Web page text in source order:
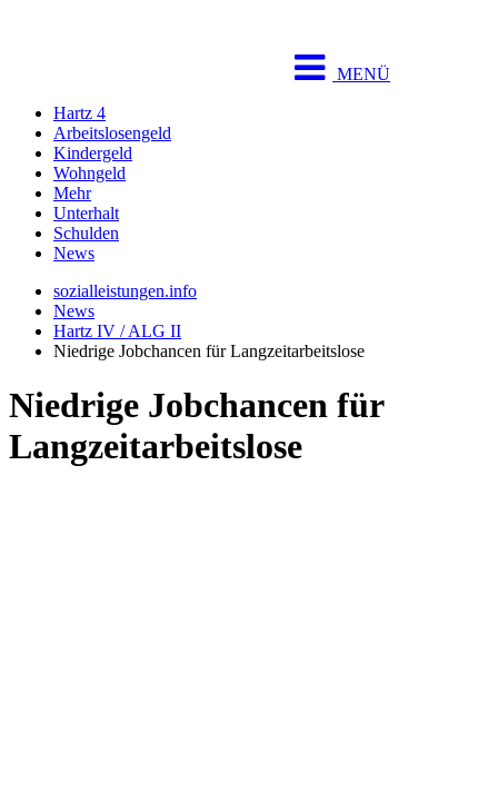
MENÜ
Hartz 4
Arbeitslosengeld
Kindergeld
Wohngeld
Mehr
Unterhalt
Schulden
News
sozialleistungen.info
News
Hartz IV / ALG II
Niedrige Jobchancen für Langzeitarbeitslose
Niedrige Jobchancen für
Langzeitarbeitslose